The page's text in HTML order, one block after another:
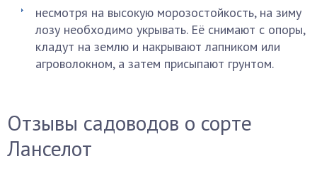
несмотря на высокую морозостойкость, на зиму
лозу необходимо укрывать. Её снимают с опоры,
кладут на землю и накрывают лапником или
агроволокном, а затем присыпают грунтом.
Отзывы садоводов о сорте
Ланселот